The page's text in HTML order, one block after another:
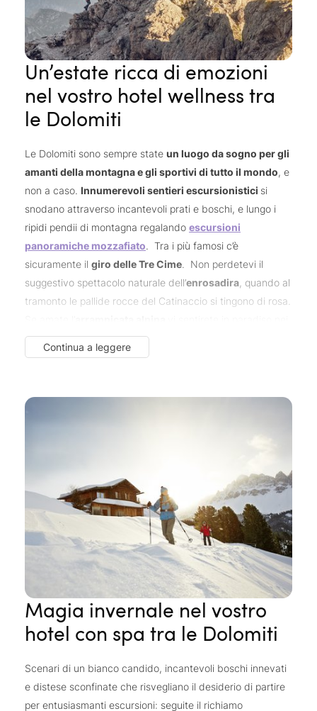
Un’estate ricca di emozioni
nel vostro hotel wellness tra
le Dolomiti
Le Dolomiti sono sempre state un luogo da sogno per gli
amanti della montagna e gli sportivi di tutto il mondo, e
non a caso. Innumerevoli sentieri escursionistici si
snodano attraverso incantevoli prati e boschi, e lungo i
ripidi pendii di montagna regalando escursioni
panoramiche mozzafiato. Tra i più famosi c’è
sicuramente il giro delle Tre Cime. Non perdetevi il
suggestivo spettacolo naturale dell’enrosadira , quando al
tramonto le pallide rocce del Catinaccio si tingono di rosa.
nostri hotel tra le Dolomiti con spa: qui potrete infatti
divertirvi a scalare le imponenti pareti rocciose, un parco
come il rafting e il parapendio. Riscoprite l’essenza della
felicità.
Continua a leggere
Magia invernale nel vostro
hotel con spa tra le Dolomiti
Scenari di un bianco candido, incantevoli boschi innevati
e distese sconfinate che risvegliano il desiderio di partire
per entusiasmanti escursioni: seguite il richiamo